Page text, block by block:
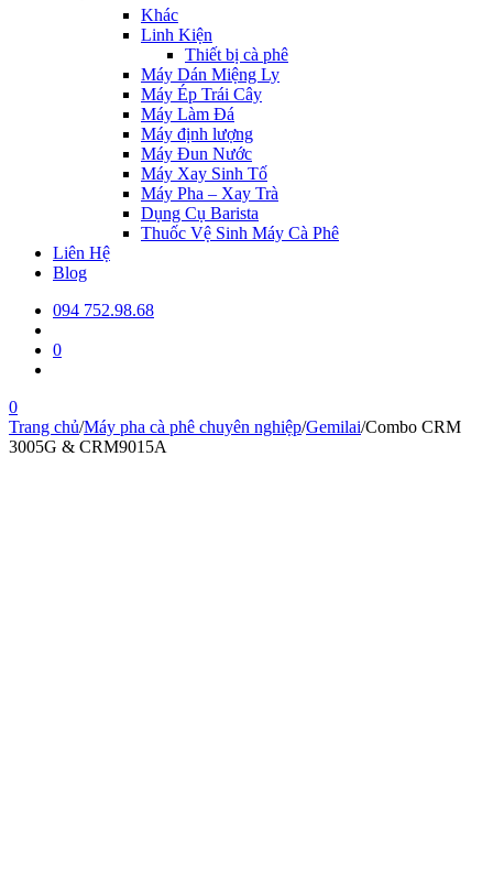
Khác
Linh Kiện
Thiết bị cà phê
Máy Dán Miệng Ly
Máy Ép Trái Cây
Máy Làm Đá
Máy định lượng
Máy Đun Nước
Máy Xay Sinh Tố
Máy Pha – Xay Trà
Dụng Cụ Barista
Thuốc Vệ Sinh Máy Cà Phê
Liên Hệ
Blog
094 752.98.68
0
0
Trang chủ/Máy pha cà phê chuyên nghiệp/Gemilai/Combo CRM
3005G & CRM9015A